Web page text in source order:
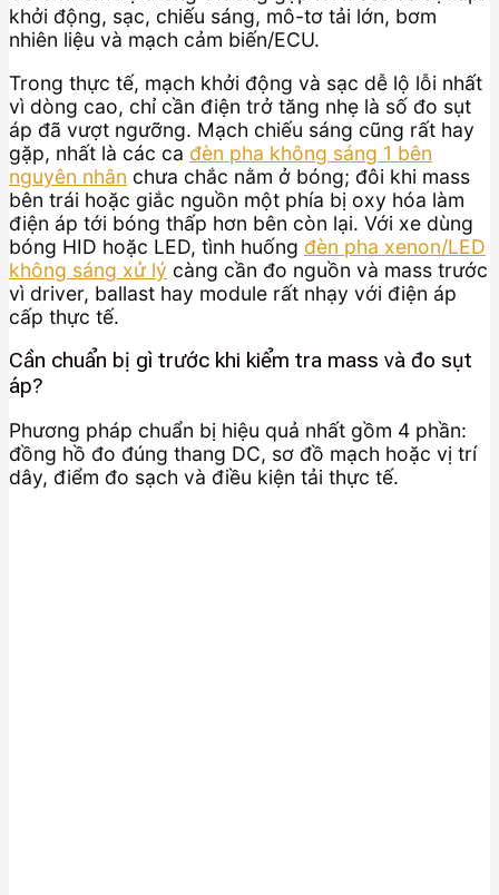
khởi động, sạc, chiếu sáng, mô-tơ tải lớn, bơm
nhiên liệu và mạch cảm biến/ECU.
Trong thực tế, mạch khởi động và sạc dễ lộ lỗi nhất
vì dòng cao, chỉ cần điện trở tăng nhẹ là số đo sụt
áp đã vượt ngưỡng. Mạch chiếu sáng cũng rất hay
gặp, nhất là các ca đèn pha không sáng 1 bên
nguyên nhân chưa chắc nằm ở bóng; đôi khi mass
bên trái hoặc giắc nguồn một phía bị oxy hóa làm
điện áp tới bóng thấp hơn bên còn lại. Với xe dùng
bóng HID hoặc LED, tình huống đèn pha xenon/LED
không sáng xử lý càng cần đo nguồn và mass trước
vì driver, ballast hay module rất nhạy với điện áp
cấp thực tế.
Cần chuẩn bị gì trước khi kiểm tra mass và đo sụt
áp?
Phương pháp chuẩn bị hiệu quả nhất gồm 4 phần:
đồng hồ đo đúng thang DC, sơ đồ mạch hoặc vị trí
dây, điểm đo sạch và điều kiện tải thực tế.